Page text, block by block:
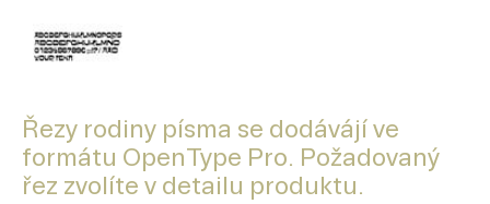
Řezy rodiny písma se dodávájí ve
formátu OpenType Pro. Požadovaný
řez zvolíte v detailu produktu.